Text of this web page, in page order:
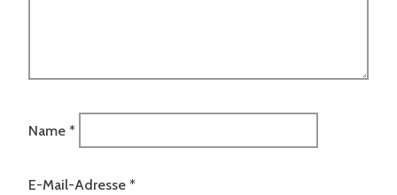
Name *
E-Mail-Adresse *